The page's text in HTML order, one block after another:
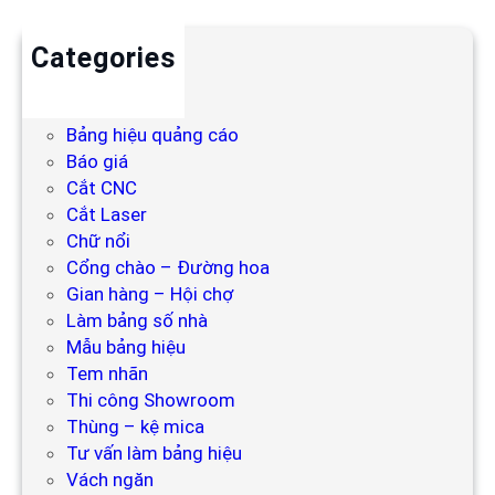
Categories
Bảng hiệu quảng cáo
Báo giá
Cắt CNC
Cắt Laser
Chữ nổi
Cổng chào – Đường hoa
Gian hàng – Hội chợ
Làm bảng số nhà
Mẫu bảng hiệu
Tem nhãn
Thi công Showroom
Thùng – kệ mica
Tư vấn làm bảng hiệu
Vách ngăn